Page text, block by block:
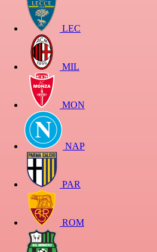
LEC
MIL
MON
NAP
PAR
ROM